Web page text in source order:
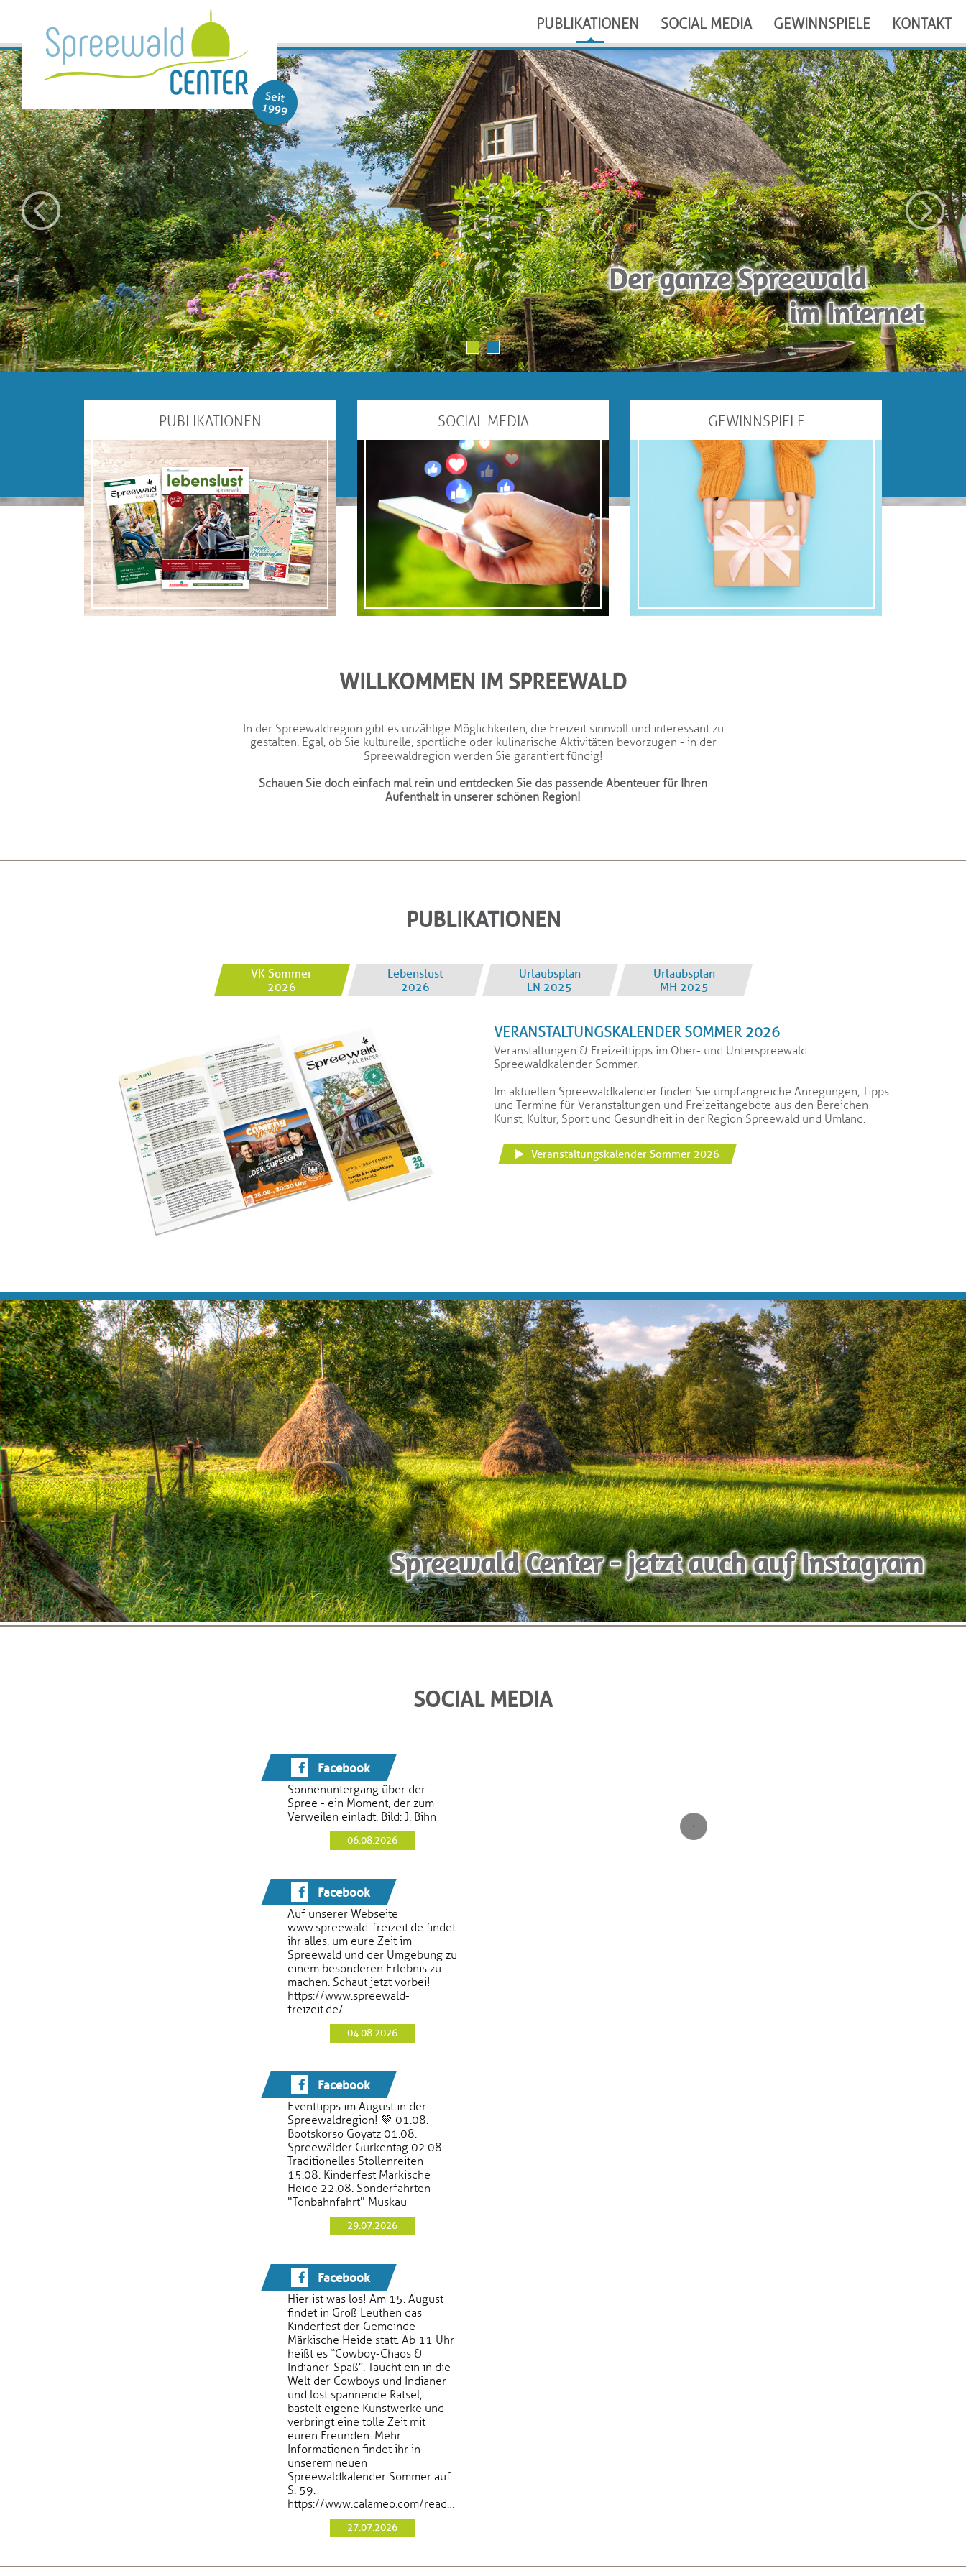
PUBLIKATIONEN SOCIAL MEDIA GEWINNSPIELE KONTAKT
Der Spreewald –
einzigartig schön im Internet erleben
Der ganze Spreewald
im Internet
PUBLIKATIONEN SOCIAL MEDIA GEWINNSPIELE
WILLKOMMEN IM SPREEWALD
In der Spreewaldregion gibt es unzählige Möglichkeiten, die Freizeit sinnvoll und interessant zu
gestalten. Egal, ob Sie kulturelle, sportliche oder kulinarische Aktivitäten bevorzugen - in der
Spreewaldregion werden Sie garantiert fündig!
Schauen Sie doch einfach mal rein und entdecken Sie das passende Abenteuer für Ihren
Aufenthalt in unserer schönen Region!
PUBLIKATIONEN
VK Sommer
2026
Lebenslust
2026
Urlaubsplan
LN 2025
Urlaubsplan
MH 2025
VERANSTALTUNGSKALENDER SOMMER 2026
Veranstaltungen & Freizeittipps im Ober- und Unterspreewald.
Spreewaldkalender Sommer.
Im aktuellen Spreewaldkalender finden Sie umpfangreiche Anregungen, Tipps
und Termine für Veranstaltungen und Freizeitangebote aus den Bereichen
Kunst, Kultur, Sport und Gesundheit in der Region Spreewald und Umland.
Veranstaltungskalender Sommer 2026
Spreewald Center - jetzt auch auf Instagram
SOCIAL MEDIA
Facebook
Sonnenuntergang über der
Spree - ein Moment, der zum
Verweilen einlädt. Bild: J. Bihn
06.08.2026
Facebook
Auf unserer Webseite
www.spreewald-freizeit.de findet
ihr alles, um eure Zeit im
Spreewald und der Umgebung zu
einem besonderen Erlebnis zu
machen. Schaut jetzt vorbei!
https://www.spreewald-
freizeit.de/
04.08.2026
Facebook
Eventtipps im August in der
Spreewaldregion! 💚 01.08.
Bootskorso Goyatz 01.08.
Spreewälder Gurkentag 02.08.
Traditionelles Stollenreiten
15.08. Kinderfest Märkische
Heide 22.08. Sonderfahrten
"Tonbahnfahrt" Muskau
29.07.2026
Facebook
Hier ist was los! Am 15. August
findet in Groß Leuthen das
Kinderfest der Gemeinde
Märkische Heide statt. Ab 11 Uhr
heißt es “Cowboy-Chaos &
Indianer-Spaß”. Taucht ein in die
Welt der Cowboys und Indianer
und löst spannende Rätsel,
bastelt eigene Kunstwerke und
verbringt eine tolle Zeit mit
euren Freunden. Mehr
Informationen findet ihr in
unserem neuen
Spreewaldkalender Sommer auf
S. 59.
https://www.calameo.com/read/0013922987ab2b43b9ddf
27.07.2026